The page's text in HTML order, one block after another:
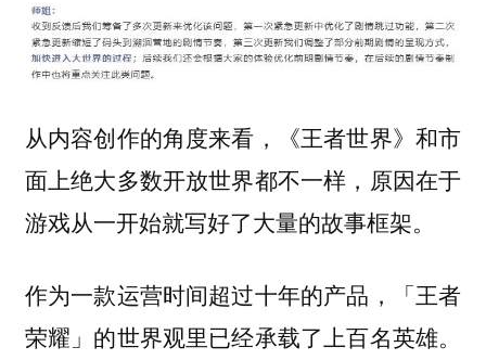
从内容创作的角度来看，《王者世界》和市
面上绝大多数开放世界都不一样，原因在于
游戏从一开始就写好了大量的故事框架。
作为一款运营时间超过十年的产品，「王者
荣耀」的世界观里已经承载了上百名英雄。